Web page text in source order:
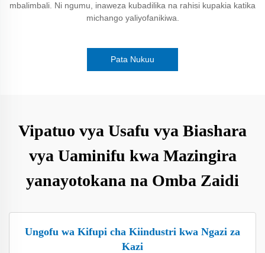
mbalimbali. Ni ngumu, inaweza kubadilika na rahisi kupakia katika
michango yaliyofanikiwa.
Pata Nukuu
Vipatuo vya Usafu vya Biashara
vya Uaminifu kwa Mazingira
yanayotokana na Omba Zaidi
Ungofu wa Kifupi cha Kiindustri kwa Ngazi za
Kazi